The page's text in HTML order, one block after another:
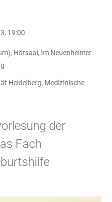
19:00
Hörsaal, Im Neuenheimer
Heidelberg, Medizinische
der
Fach